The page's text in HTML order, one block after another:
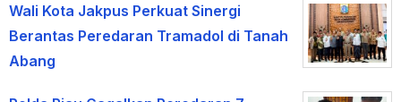
Wali Kota Jakpus Perkuat Sinergi
Berantas Peredaran Tramadol di Tanah
Abang